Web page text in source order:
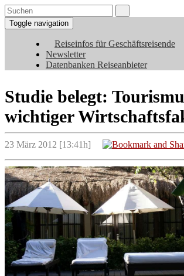
Toggle navigation
Reiseinfos für Geschäftsreisende
Newsletter
Datenbanken Reiseanbieter
Studie belegt:
wichtiger
23 März 2012 [13:41h]